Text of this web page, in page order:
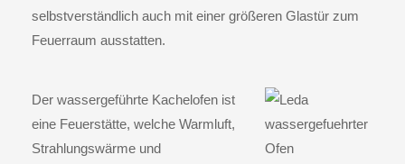
selbstverständlich auch mit einer größeren Glastür zum
Feuerraum ausstatten.
Der wassergeführte Kachelofen ist
eine Feuerstätte, welche Warmluft,
Strahlungswärme und